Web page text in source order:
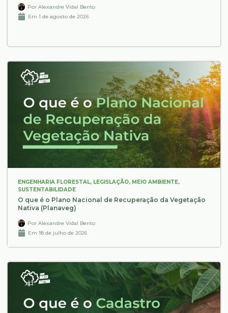
Por Alexandre Vidal Bento
Em 1 de agosto de 2026
ENGENHARIA FLORESTAL, LEGISLAÇÃO, MEIO AMBIENTE,
SUSTENTABILIDADE
O que é o Plano Nacional de Recuperação da Vegetação
Nativa (Planaveg)
Por Alexandre Vidal Bento
Em 18 de julho de 2026